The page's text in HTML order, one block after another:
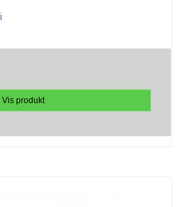
Vis produkt